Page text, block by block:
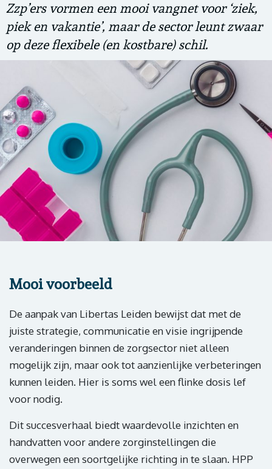
Zzp’ers vormen een mooi vangnet voor ‘ziek,
piek en vakantie’, maar de sector leunt zwaar
op deze flexibele (en kostbare) schil.
Mooi voorbeeld
De aanpak van Libertas Leiden bewijst dat met de
juiste strategie, communicatie en visie ingrijpende
veranderingen binnen de zorgsector niet alleen
mogelijk zijn, maar ook tot aanzienlijke verbeteringen
kunnen leiden. Hier is soms wel een flinke dosis lef
voor nodig.
Dit succesverhaal biedt waardevolle inzichten en
handvatten voor andere zorginstellingen die
overwegen een soortgelijke richting in te slaan. HPP